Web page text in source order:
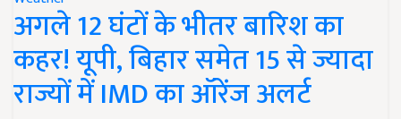
अगले 12 घंटों के भीतर बारिश का
कहर! यूपी, बिहार समेत 15 से ज्यादा
राज्यों में IMD का ऑरेंज अलर्ट